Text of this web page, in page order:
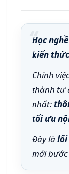
Học
kiến
Chính
thành tư
nhất:
tối ưu
Đây làlối
mới